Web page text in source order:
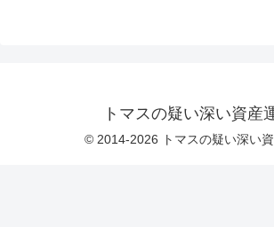
トマスの疑い深い資産
© 2014-2026 トマスの疑い深い資